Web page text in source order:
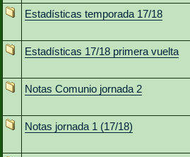
Estadísticas temporada 17/18
Estadísticas 17/18 primera vuelta
Notas Comunio jornada 2
Notas jornada 1 (17/18)